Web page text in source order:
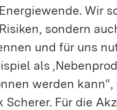
Wir
sondern
und für uns
als
werden kann“,
Scherer. Für die